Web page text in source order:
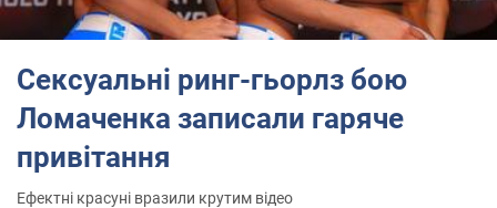
Сексуальні ринг-гьорлз бою
Ломаченка записали гаряче
привітання
Ефектні красуні вразили крутим відео